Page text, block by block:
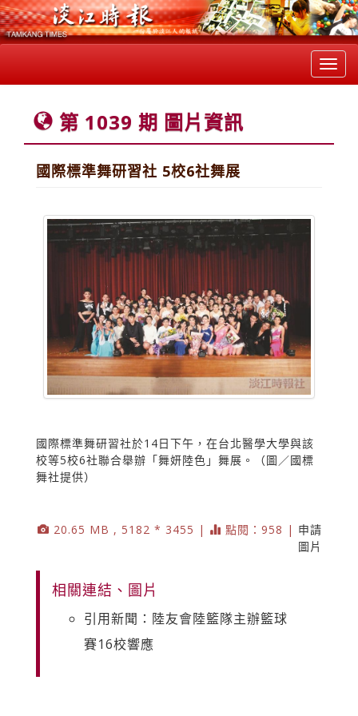
第 1039 期 圖片資訊
國際標準舞研習社 5校6社舞展
國際標準舞研習社於14日下午，在台北醫學大學與該
校等5校6社聯合舉辦「舞妍陸色」舞展。（圖／國標
舞社提供）
20.65 MB , 5182 * 3455 | 點閱：958 | 申請
圖片
相關連結、圖片
引用新聞：陸友會陸籃隊主辦籃球
賽16校響應